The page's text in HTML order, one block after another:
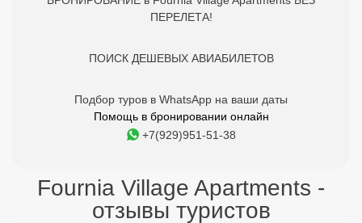
Fournia Village Apartments -
отзывы туристов
8
Виолетта Х.
30.09.2019
Тихое, спокойное место с
прекрасными закатами!